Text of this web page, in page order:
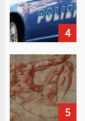
4
5